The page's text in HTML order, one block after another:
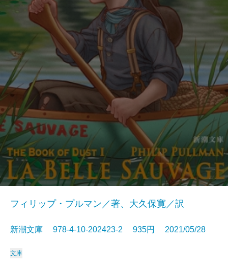
フィリップ・プルマン／著、大久保寛／訳
新潮文庫 978-4-10-202423-2 935円 2021/05/28
文庫